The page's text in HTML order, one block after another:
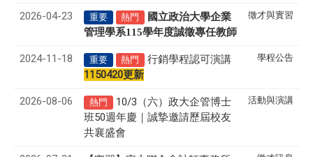
2026-04-23 重要 熱門
國立政治大學企業
管理學系115學年度誠徵專任教師
徵才與實習
2024-11-18 重要 熱門
行銷學程認可演講
1150420更新
學程公告
2026-08-06 熱門
10/3（六）政大企管博士
班50週年慶｜誠摯邀請歷屆校友
共襄盛會
活動與演講